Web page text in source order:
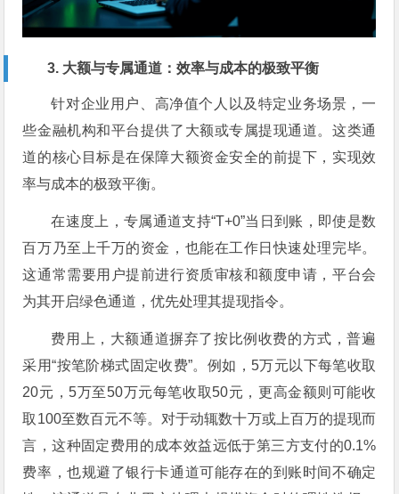
3. 大额与专属通道：效率与成本的极致平衡
针对企业用户、高净值个人以及特定业务场景，一
些金融机构和平台提供了大额或专属提现通道。这类通
道的核心目标是在保障大额资金安全的前提下，实现效
率与成本的极致平衡。
在速度上，专属通道支持“T+0”当日到账，即使是数
百万乃至上千万的资金，也能在工作日快速处理完毕。
这通常需要用户提前进行资质审核和额度申请，平台会
为其开启绿色通道，优先处理其提现指令。
费用上，大额通道摒弃了按比例收费的方式，普遍
采用“按笔阶梯式固定收费”。例如，5万元以下每笔收取
20元，5万至50万元每笔收取50元，更高金额则可能收
取100至数百元不等。对于动辄数十万或上百万的提现而
言，这种固定费用的成本效益远低于第三方支付的0.1%
费率，也规避了银行卡通道可能存在的到账时间不确定